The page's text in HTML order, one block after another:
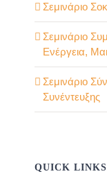
Σεμινάριο
Σεμινάριο
Ενέργεια,
Σεμινάριο
Συνέντευξης
QUICK LINKS